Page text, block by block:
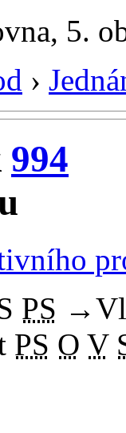
5.
›
994
PS →
PS O V